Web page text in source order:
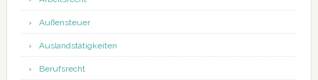
Außensteuer
Auslandstätigkeiten
Berufsrecht